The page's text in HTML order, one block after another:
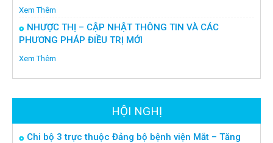
Xem Thêm
NHƯỢC THỊ – CẬP NHẬT THÔNG TIN VÀ CÁC
PHƯƠNG PHÁP ĐIỀU TRỊ MỚI
Xem Thêm
HỘI NGHỊ
Chi bộ 3 trực thuộc Đảng bộ bệnh viện Mắt – Tăng